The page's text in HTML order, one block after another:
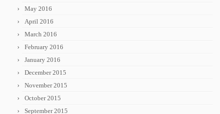
May 2016
April 2016
March 2016
February 2016
January 2016
December 2015
November 2015
October 2015
September 2015